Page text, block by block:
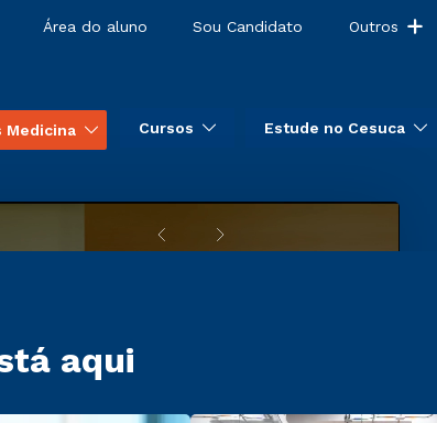
Área do aluno Sou Candidato Outros
Medicina Cursos Estude no Cesuca
aqui